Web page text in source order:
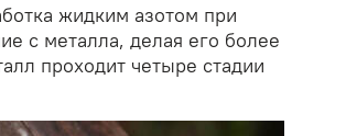
жидким азотом при
с металла, делая его более
проходит четыре стадии